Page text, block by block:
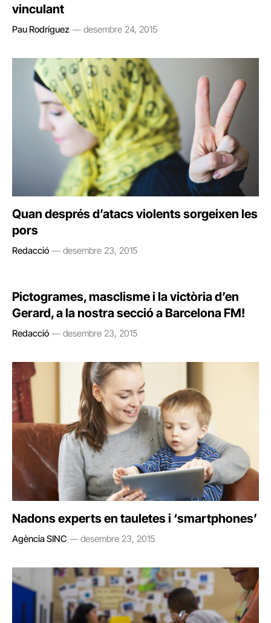
vinculant
Pau Rodríguez desembre 24, 2015
Quan després d’atacs violents sorgeixen les
pors
Redacció desembre 23, 2015
Pictogrames, masclisme i la victòria d’en
Gerard, a la nostra secció a Barcelona FM!
Redacció desembre 23, 2015
Nadons experts en tauletes i ‘smartphones’
Agència SINC desembre 23, 2015